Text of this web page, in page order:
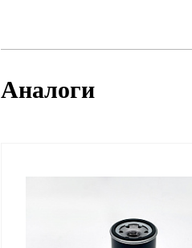
Аналоги